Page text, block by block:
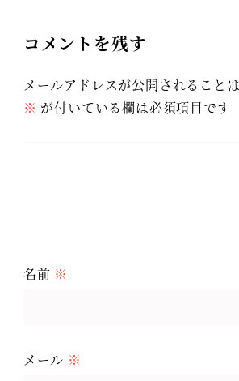
コメントを残す
メールアドレスが公開されること
※ が付いている欄は必須項目です
名前 ※
メール ※